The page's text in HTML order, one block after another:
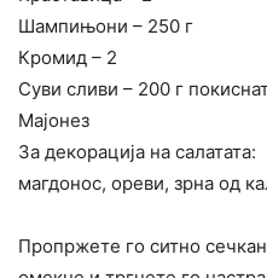
Шампињони – 250 г
Кромид – 2
Суви сливи – 200 г
Мајонез
За декорација на салатата:
магдонос, ореви, зрна од
Пропржете го ситно